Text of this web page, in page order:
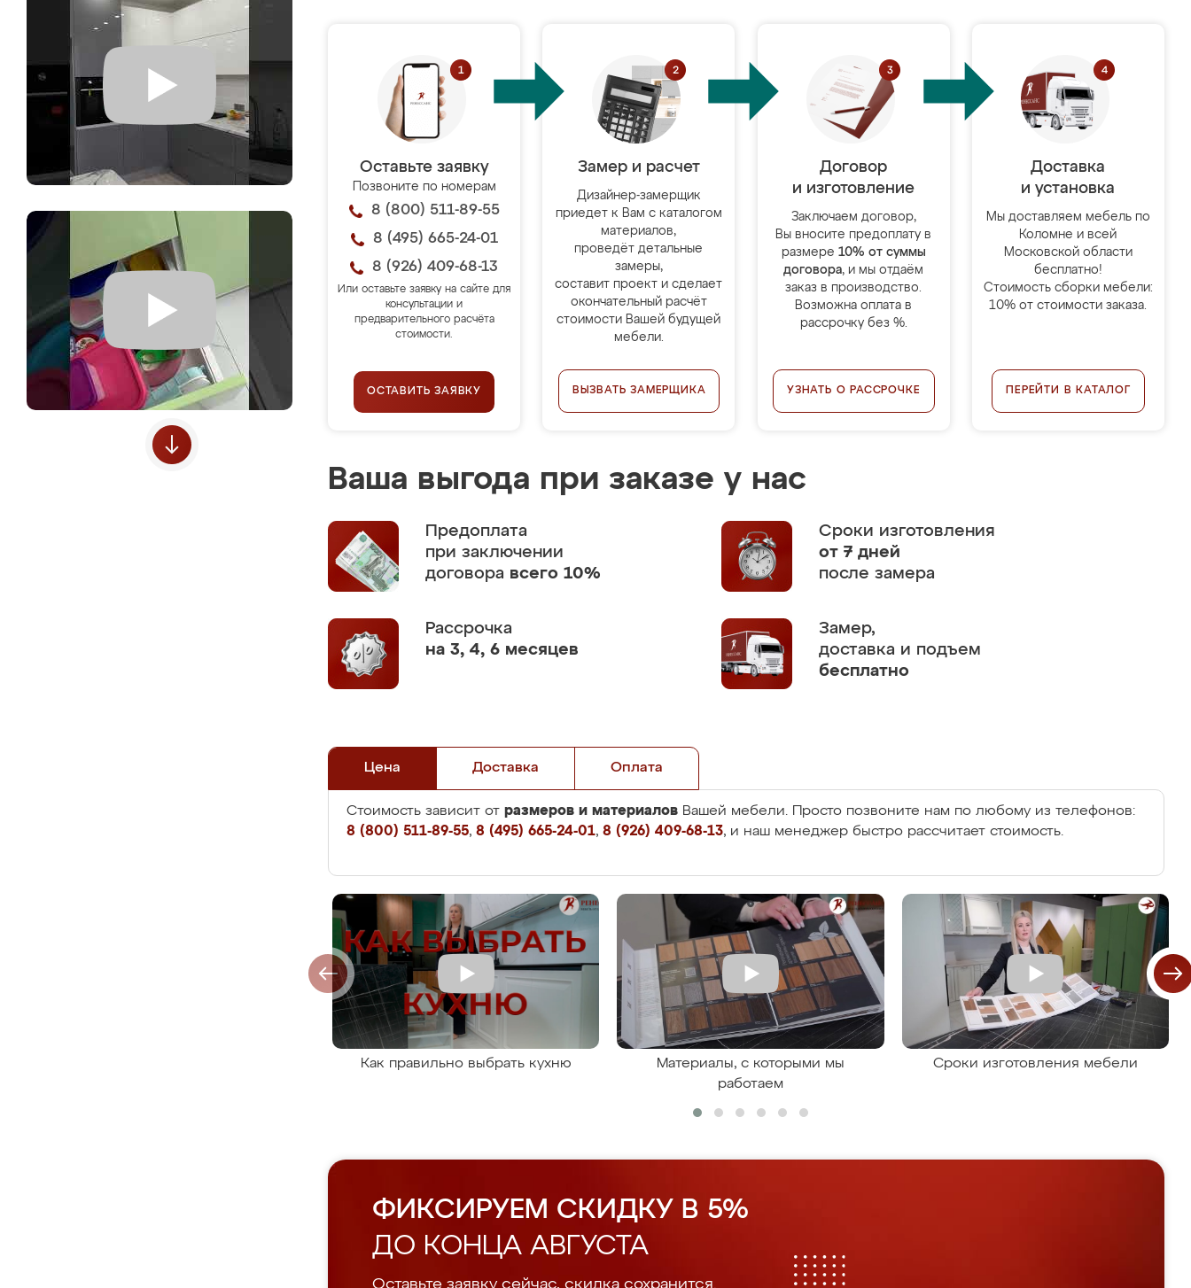
Оставьте заявку
Позвоните по номерам
8 (800) 511-89-55
8 (495) 665-24-01
8 (926) 409-68-13
Или оставьте заявку на сайте для
консультации и
предварительного расчёта
стоимости.
ОСТАВИТЬ ЗАЯВКУ
Замер и расчет
Дизайнер-замерщик
приедет к Вам с каталогом
материалов,
проведёт детальные
замеры,
составит проект и сделает
окончательный расчёт
стоимости Вашей будущей
мебели.
ВЫЗВАТЬ ЗАМЕРЩИКА
Договор
и изготовление
Заключаем договор,
Вы вносите предоплату в
размере 10% от суммы
договора, и мы отдаём
заказ в производство.
Возможна оплата в
рассрочку без %.
УЗНАТЬ О РАССРОЧКЕ
Доставка
и установка
Мы доставляем мебель по
Коломне и всей
Московской области
бесплатно!
Стоимость сборки мебели:
10% от стоимости заказа.
ПЕРЕЙТИ В КАТАЛОГ
Ваша выгода при заказе у нас
Предоплата
при заключении
договора всего 10%
Сроки изготовления
от 7 дней
после замера
Рассрочка
на 3, 4, 6 месяцев
Замер,
доставка и подъем
бесплатно
Цена Доставка Оплата
Стоимость зависит от размеров и материалов Вашей мебели. Просто позвоните нам по любому из телефонов:
8 (800) 511-89-55, 8 (495) 665-24-01, 8 (926) 409-68-13, и наш менеджер быстро рассчитает стоимость.
Как правильно выбрать кухню
Материалы, с которыми мы
работаем
Сроки изготовления мебели
ФИКСИРУЕМ СКИДКУ В 5%
ДО КОНЦА АВГУСТА
Оставьте заявку сейчас, скидка сохранится.